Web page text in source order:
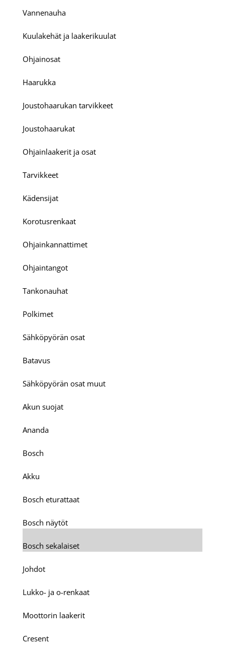
Vannenauha
Kuulakehät ja laakerikuulat
Ohjainosat
Haarukka
Joustohaarukan tarvikkeet
Joustohaarukat
Ohjainlaakerit ja osat
Tarvikkeet
Kädensijat
Korotusrenkaat
Ohjainkannattimet
Ohjaintangot
Tankonauhat
Polkimet
Sähköpyörän osat
Batavus
Sähköpyörän osat muut
Akun suojat
Ananda
Bosch
Akku
Bosch eturattaat
Bosch näytöt
Bosch sekalaiset
Johdot
Lukko- ja o-renkaat
Moottorin laakerit
Cresent